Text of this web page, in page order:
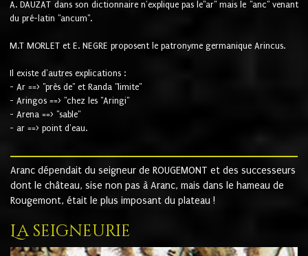
A. DAUZAT dans son dictionnaire n'explique pas le"ar" mais le "anc" venant
du pré-latin "ancum".
M.T MORLET et E. NEGRE proposent le patronyme germanique Arincus.
Il existe d'autres explications :
- Ar ==> "près de" et Randa "limite"
- Aringos ==> "chez les "Aringi"
- Arena ==> "sable"
- ar ==> point d'eau.
Aranc dépendait du seigneur de ROUGEMONT et des successeurs
dont le château, sise non pas à Aranc, mais dans le hameau de
Rougemont, était le plus imposant du plateau !
La seigneurie